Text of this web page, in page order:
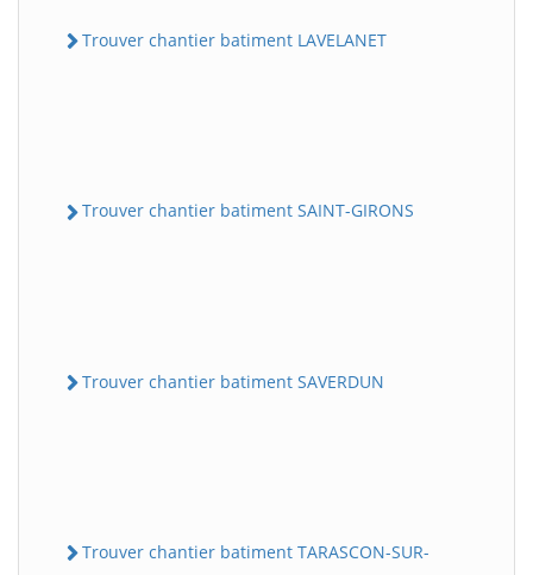
Trouver chantier batiment LAVELANET
Trouver chantier batiment SAINT-GIRONS
Trouver chantier batiment SAVERDUN
Trouver chantier batiment TARASCON-SUR-